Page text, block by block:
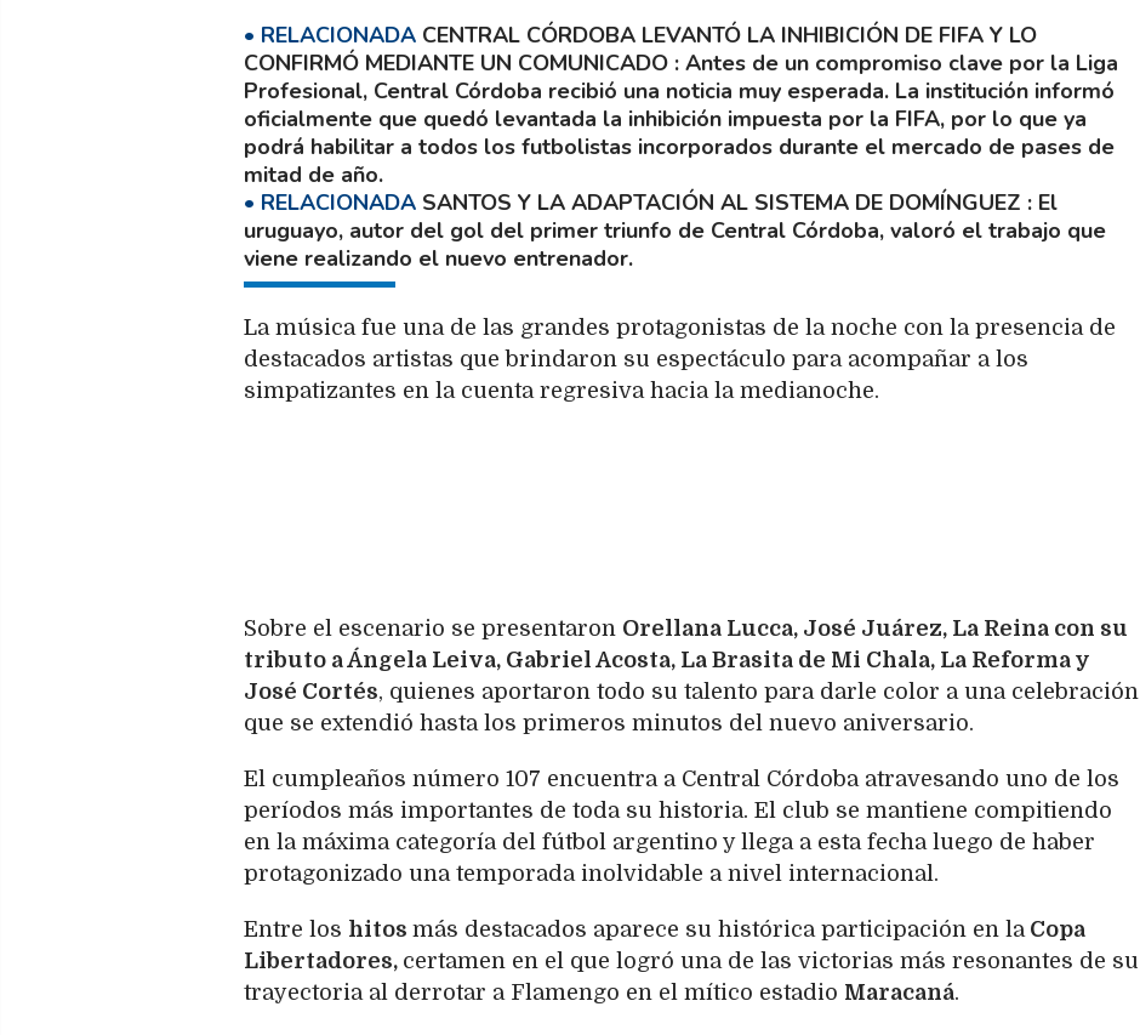
CENTRAL CÓRDOBA LEVANTÓ LA INHIBICIÓN DE FIFA Y LO
CONFIRMÓ MEDIANTE UN COMUNICADO Antes de un compromiso clave por la Liga
Profesional, Central Córdoba recibió una noticia muy esperada. La institución informó
oficialmente que quedó levantada la inhibición impuesta por la FIFA, por lo que ya
podrá habilitar a todos los futbolistas incorporados durante el mercado de pases de
mitad de año.
SANTOS Y LA ADAPTACIÓN AL SISTEMA DE DOMÍNGUEZ
El
uruguayo, autor del gol del primer triunfo de Central Córdoba, valoró el trabajo que
viene realizando el nuevo entrenador.
La música fue una de las grandes protagonistas de la noche con la presencia de
destacados artistas que brindaron su espectáculo para acompañar a los
simpatizantes en la cuenta regresiva hacia la medianoche.
Sobre el escenario se presentaron Orellana Lucca, José Juárez, La Reina con su
tributo a Ángela Leiva, Gabriel Acosta, La Brasita de Mi Chala, La Reforma y
José Cortés, quienes aportaron todo su talento para darle color a una celebración
que se extendió hasta los primeros minutos del nuevo aniversario.
El cumpleaños número 107 encuentra a Central Córdoba atravesando uno de los
períodos más importantes de toda su historia. El club se mantiene compitiendo
en la máxima categoría del fútbol argentino y llega a esta fecha luego de haber
protagonizado una temporada inolvidable a nivel internacional.
Entre los hitos más destacados aparece su histórica participación en laCopa
Libertadores, certamen en el que logró una de las victorias más resonantes de su
trayectoria al derrotar a Flamengo en el mítico estadio Maracaná.